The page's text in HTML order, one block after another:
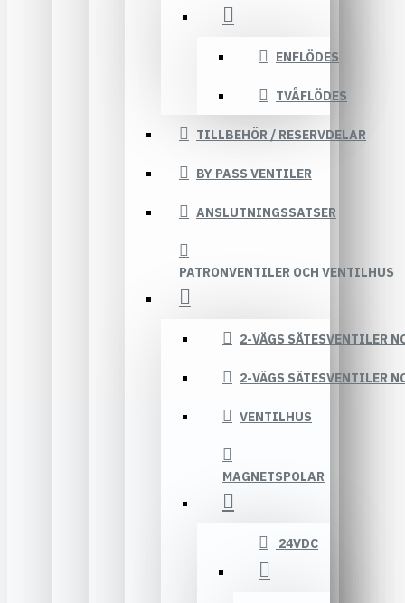
ENFLÖDES
TVÅFLÖDES
TILLBEHÖR / RESERVDELAR
BY PASS VENTILER
ANSLUTNINGSSATSER
PATRONVENTILER OCH VENTILHUS
2-VÄGS SÄTESVENTILER
2-VÄGS SÄTESVENTILER
VENTILHUS
MAGNETSPOLAR
24VDC